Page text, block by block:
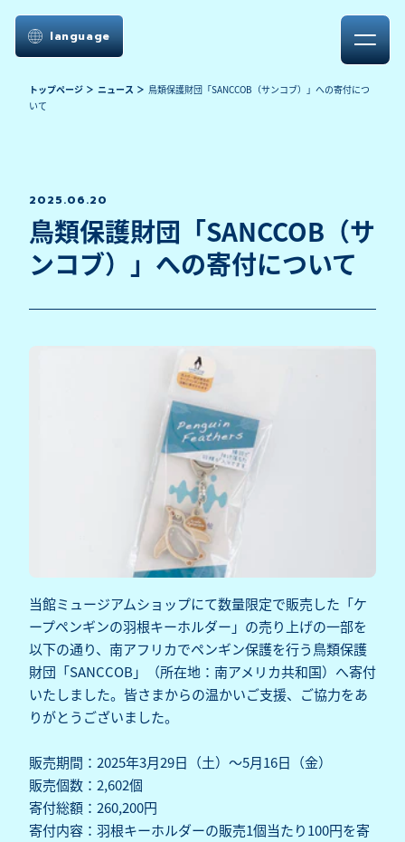
language
トップページ ニュース
鳥類保護財団「SANCCOB（サンコブ）」への寄付につ
いて
2025.06.20
鳥類保護財団「SANCCOB（サ
ンコブ）」への寄付について
当館ミュージアムショップにて数量限定で販売した「ケ
ープペンギンの羽根キーホルダー」の売り上げの一部を
以下の通り、南アフリカでペンギン保護を行う鳥類保護
財団「SANCCOB」（所在地：南アメリカ共和国）へ寄付
いたしました。皆さまからの温かいご支援、ご協力をあ
りがとうございました。
販売期間：2025年3月29日（土）～5月16日（金）
販売個数：2,602個
寄付総額：260,200円
寄付内容：羽根キーホルダーの販売1個当たり100円を寄